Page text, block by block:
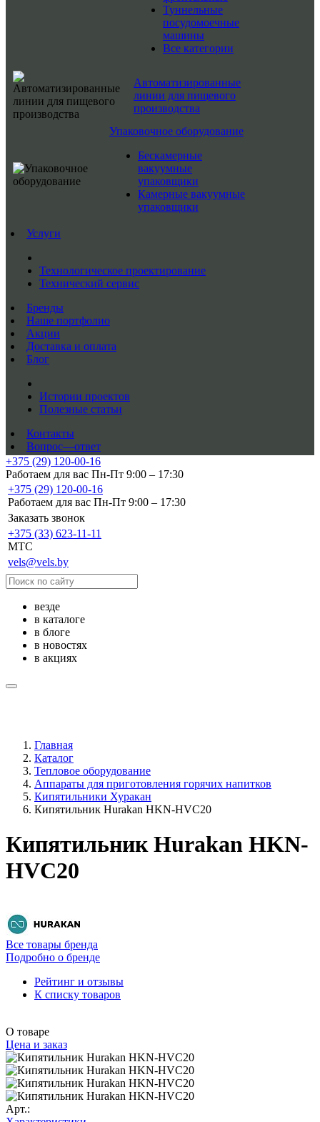
Туннельные
посудомоечные
машины
Все категории
Автоматизированные
линии для пищевого
производства
Упаковочное оборудование
Бескамерные
вакуумные
упаковщики
Камерные вакуумные
упаковщики
Услуги
Технологическое проектирование
Технический сервис
Бренды
Наше портфолио
Акции
Доставка и оплата
Блог
Истории проектов
Полезные статьи
Контакты
Вопрос—ответ
+375 (29) 120-00-16
Работаем для вас Пн-Пт 9:00 – 17:30
+375 (29) 120-00-16
Работаем для вас Пн-Пт 9:00 – 17:30
Заказать звонок
+375 (33) 623-11-11
MTC
vels@vels.by
везде
в каталоге
в блоге
в новостях
в акциях
Главная
Каталог
Тепловое оборудование
Аппараты для приготовления горячих напитков
Кипятильники Хуракан
Кипятильник Hurakan HKN-HVC20
Кипятильник Hurakan HKN-
HVC20
Все товары бренда
Подробно о бренде
Рейтинг и отзывы
К списку товаров
О товаре
Цена и заказ
Арт.: